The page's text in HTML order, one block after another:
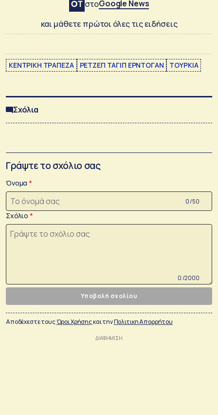
στοGoogle News
και μάθετε πρώτοι όλες τις ειδήσεις
ΚΕΝΤΡΙΚΗ ΤΡΑΠΕΖΑ ΡΕΤΖΕΠ ΤΑΓΙΠ ΕΡΝΤΟΓΑΝ ΤΟΥΡΚΙΑ
Σχόλια
Γράψτε το σχόλιο σας
Όνομα
0 /50
Σχόλιο
0 /2000
Υποβολή σχολίου
Αποδέχεστε τουςΌροι Χρήσηςκαι τηνΠολιτικη Απορρήτου